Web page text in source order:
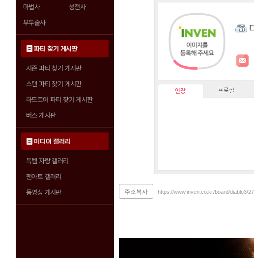
마법사
성전사
부두술사
파티 찾기 게시판
시즌 파티 찾기 게시판
스탠 파티 찾기 게시판
하드코어 파티 찾기 게시판
버스 게시판
미디어 갤러리
득템 자랑 갤러리
팬아트 갤러리
동영상 게시판
인장 프로필
주소복사 https://www.inven.co.kr/board/diablo3/